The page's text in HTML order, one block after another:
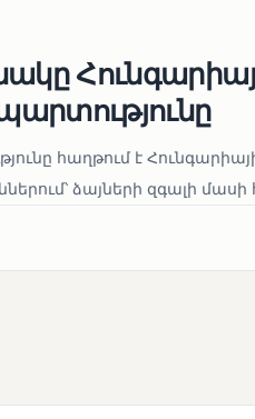
հաղթում է
ձայների զգալի